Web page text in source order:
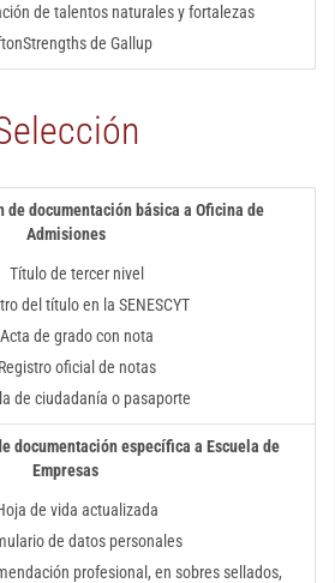
de talentos naturales y fortalezas
de Gallup
de documentación básica a Oficina de
Admisiones
Título de tercer nivel
del título en la SENESCYT
Acta de grado con nota
Registro oficial de notas
de ciudadanía o pasaporte
documentación específica a Escuela de
Empresas
de vida actualizada
de datos personales
profesional, en sobres sellados,